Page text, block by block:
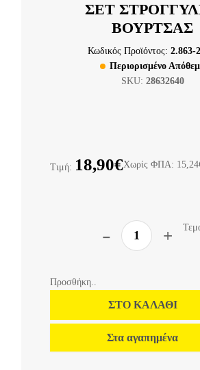
ΣΕΤ
ΒΟΥΡΤΣΑΣ
Κωδικός Προϊόντος: 2.863-
Περιορισμένο
SKU: 28632640
Τιμή: 18,90€Χωρίς ΦΠΑ:
Προσθήκη..
ΣΤΟ ΚΑΛΆΘΙ
Στα αγαπημένα